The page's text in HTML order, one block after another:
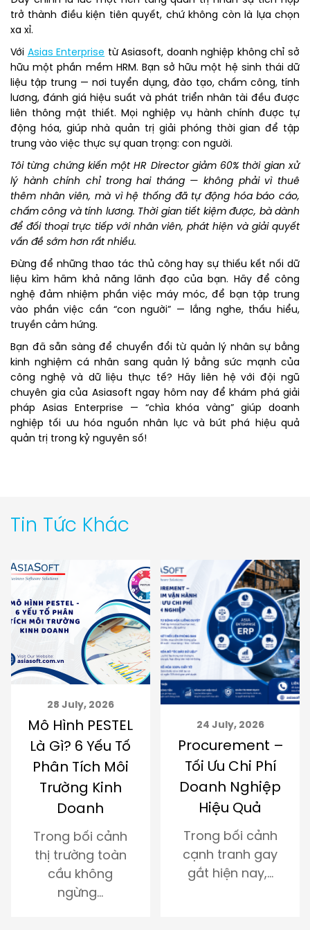
trở thành điều kiện tiên quyết, chứ không còn là lựa chọn
xa xỉ.
Với Asias Enterprise từ Asiasoft, doanh nghiệp không chỉ sở
hữu một phần mềm HRM. Bạn sở hữu một hệ sinh thái dữ
liệu tập trung — nơi tuyển dụng, đào tạo, chấm công, tính
lương, đánh giá hiệu suất và phát triển nhân tài đều được
liên thông mật thiết. Mọi nghiệp vụ hành chính được tự
động hóa, giúp nhà quản trị giải phóng thời gian để tập
trung vào việc thực sự quan trọng: con người.
Tôi từng chứng kiến một HR Director giảm 60% thời gian xử
lý hành chính chỉ trong hai tháng — không phải vì thuê
thêm nhân viên, mà vì hệ thống đã tự động hóa báo cáo,
chấm công và tính lương. Thời gian tiết kiệm được, bà dành
để đối thoại trực tiếp với nhân viên, phát hiện và giải quyết
vấn đề sớm hơn rất nhiều.
Đừng để những thao tác thủ công hay sự thiếu kết nối dữ
liệu kìm hãm khả năng lãnh đạo của bạn. Hãy để công
nghệ đảm nhiệm phần việc máy móc, để bạn tập trung
vào phần việc cần “con người” — lắng nghe, thấu hiểu,
truyền cảm hứng.
Bạn đã sẵn sàng để chuyển đổi từ quản lý nhân sự bằng
kinh nghiệm cá nhân sang quản lý bằng sức mạnh của
công nghệ và dữ liệu thực tế? Hãy liên hệ với đội ngũ
chuyên gia của Asiasoft ngay hôm nay để khám phá giải
pháp Asias Enterprise — “chìa khóa vàng” giúp doanh
nghiệp tối ưu hóa nguồn nhân lực và bứt phá hiệu quả
quản trị trong kỷ nguyên số!
Tin Tức Khác
24 July, 2026
Procurement –
Tối Ưu Chi Phí
Doanh Nghiệp
Hiệu Quả
Trong bối cảnh
cạnh tranh gay
gắt hiện nay,…
22 July, 2026
3 Cấp Độ
Lược Và Mô
Hình Quản
Chiến Lược
Toàn Diện
Trong bối
thị trường
động không